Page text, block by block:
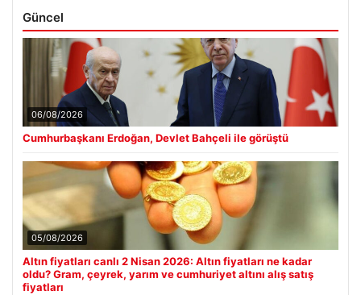
Güncel
06/08/2026
Cumhurbaşkanı Erdoğan, Devlet Bahçeli ile görüştü
05/08/2026
Altın fiyatları canlı 2 Nisan 2026: Altın fiyatları ne kadar
oldu? Gram, çeyrek, yarım ve cumhuriyet altını alış satış
fiyatları